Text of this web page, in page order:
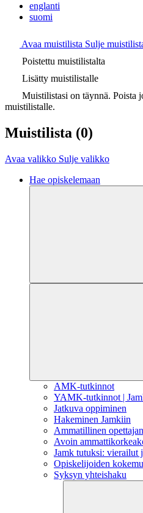
englanti
suomi
Avaa muistilista Sulje
Poistettu muistilistalta
Lisätty muistilistalle
Muistilistasi on täynnä. Poista
muistilistalle.
Muistilista (0)
Avaa valikko Sulje valikko
Hae opiskelemaan
AMK-tutkinnot
YAMK-tutkinnot |
Jatkuva oppiminen
Hakeminen Jamkiin
Ammatillinen
Avoin
Jamk tutuksi: vierailut
Opiskelijoiden
Syksyn yhteishaku